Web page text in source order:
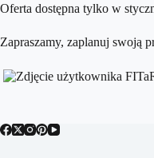
Oferta dostępna tylko w
Zapraszamy, zaplanuj swoją